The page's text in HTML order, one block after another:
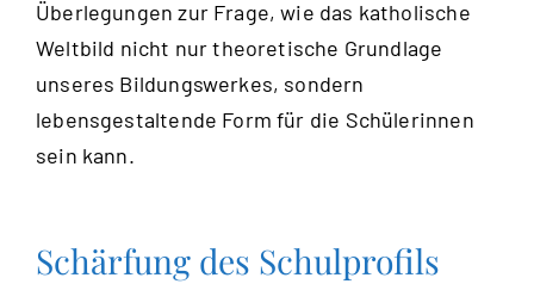
Überlegungen zur Frage, wie das katholische
Weltbild nicht nur theoretische Grundlage
unseres Bildungswerkes, sondern
lebensgestaltende Form für die Schülerinnen
sein kann.
Schärfung des Schulprofils